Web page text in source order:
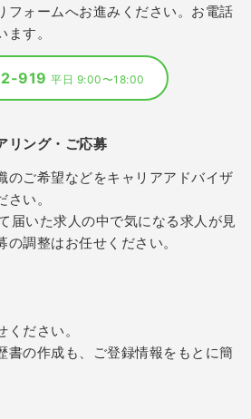
フォームへお進みください。お電話
す。
919平日 9:00〜18:00
リング・ご応募
のご希望などをキャリアアドバイザ
い。
届いた求人の中で気になる求人が見
の調整はお任せください。
ださい。
書の作成も、ご登録情報をもとに簡